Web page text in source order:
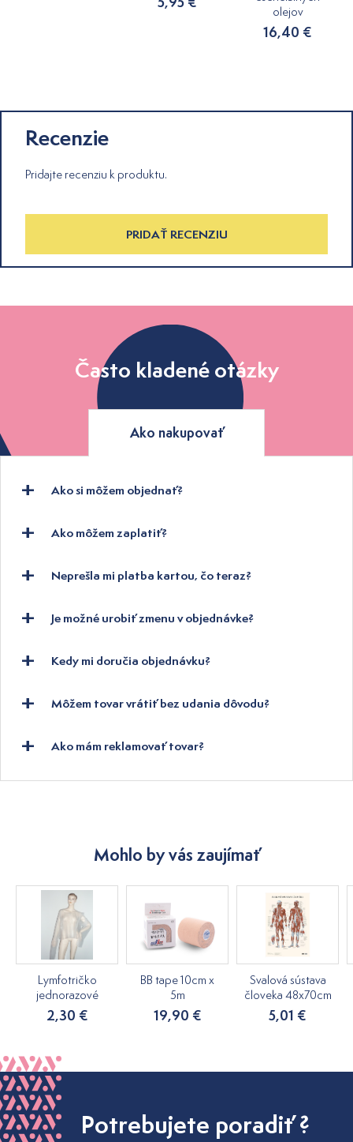
olejov
16,40 €
Recenzie
Pridajte recenziu k produktu.
PRIDAŤ RECENZIU
Často kladené otázky
Ako nakupovať
Ako si môžem objednať?
Ako môžem zaplatiť?
Neprešla mi platba kartou, čo teraz?
Je možné urobiť zmenu v objednávke?
Kedy mi doručia objednávku?
Môžem tovar vrátiť bez udania dôvodu?
Ako mám reklamovať tovar?
Mohlo by vás zaujímať
Lymfotričko
jednorazové
2,30 €
BB tape 10cm x
5m
19,90 €
Svalová sústava
človeka 48x70cm
5,01 €
Potrebujete poradiť ?